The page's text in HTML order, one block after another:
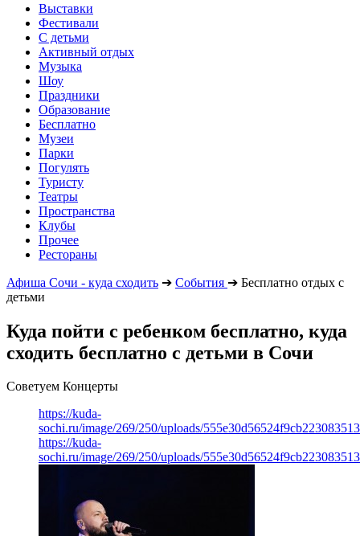
Выставки
Фестивали
С детьми
Активный отдых
Музыка
Шоу
Праздники
Образование
Бесплатно
Музеи
Парки
Погулять
Туристу
Театры
Пространства
Клубы
Прочее
Рестораны
Афиша Сочи - куда сходить ➔ События ➔ Бесплатно отдых с
детьми
Куда пойти с ребенком бесплатно, куда
сходить бесплатно с детьми в Сочи
Советуем Концерты
https://kuda-
sochi.ru/image/269/250/uploads/
https://kuda-
sochi.ru/image/269/250/uploads/